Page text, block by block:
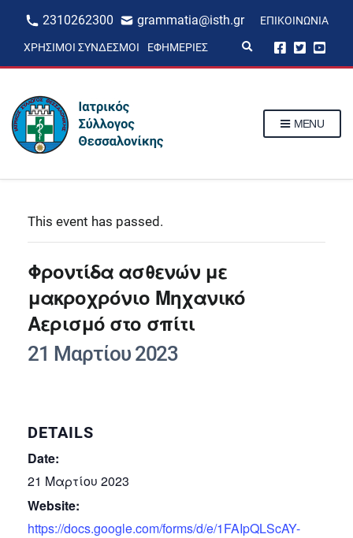
2310262300 grammatia@isth.gr ΕΠΙΚΟΙΝΩΝΊΑ
ΧΡΉΣΙΜΟΙ ΣΎΝΔΕΣΜΟΙ ΕΦΗΜΕΡΊΕΣ
p
MENU
This event has passed.
Φροντίδα ασθενών με
μακροχρόνιο Μηχανικό
Αερισμό στο σπίτι
21 Μαρτίου 2023
DETAILS
Date:
21 Μαρτίου 2023
Website:
https://docs.google.com/forms/d/e/1FAIpQLScAY-